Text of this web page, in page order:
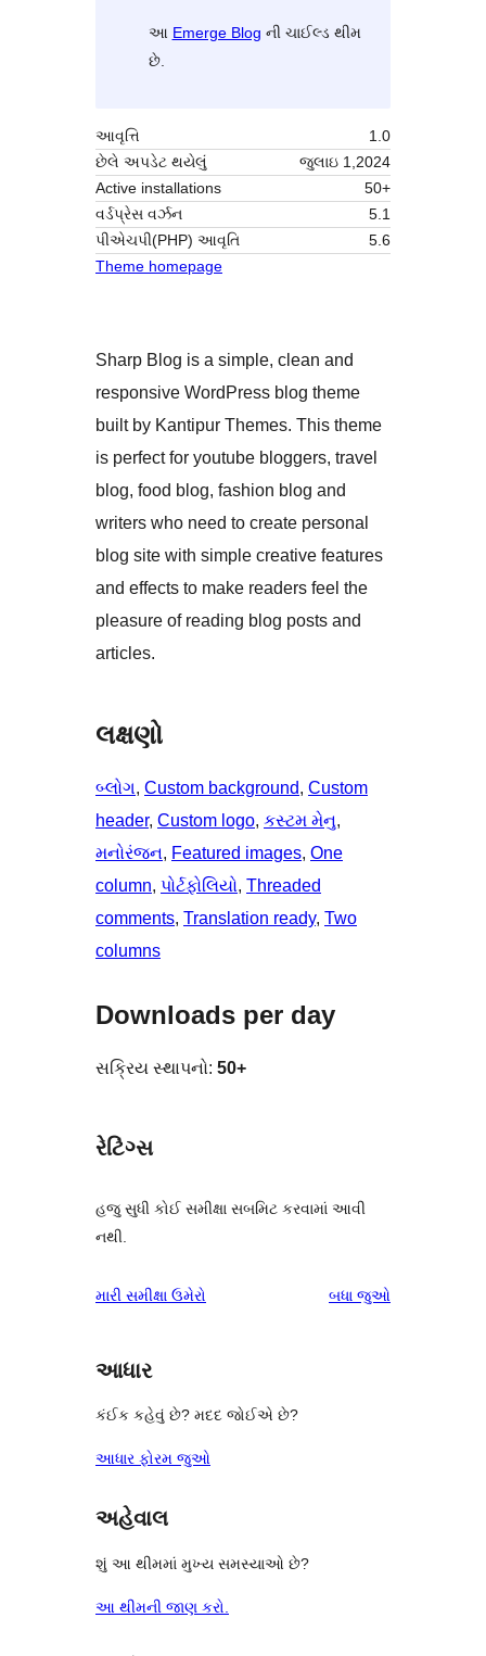
આ Emerge Blog ની ચાઈલ્ડ થીમ
છે.
આવૃત્તિ
1.0
છેલે અપડેટ થયેલું
જુલાઇ 1,2024
Active installations
50+
વર્ડપ્રેસ વર્ઝન
5.1
પીએચપી(PHP) આવૃતિ
5.6
Theme homepage
Sharp Blog is a simple, clean and
responsive WordPress blog theme
built by Kantipur Themes. This theme
is perfect for youtube bloggers, travel
blog, food blog, fashion blog and
writers who need to create personal
blog site with simple creative features
and effects to make readers feel the
pleasure of reading blog posts and
articles.
લક્ષણો
બ્લોગ, Custom background, Custom
header, Custom logo, કસ્ટમ મેનુ
મનોરંજન, Featured images, One
column, પોર્ટફોલિયો, Threaded
comments, Translation ready, Two
columns
Downloads per day
સક્રિય સ્થાપનો: 50+
રેટિંગ્સ
હજુ સુધી કોઈ સમીક્ષા સબમિટ કરવામાં આવી
નથી.
મારી સમીક્ષા ઉમેરો બધા સમીક્ષાઓ
જુઓ
આધાર
કંઈક કહેવું છે? મદદ જોઈએ છે?
આધાર ફોરમ જુઓ
અહેવાલ
શું આ થીમમાં મુખ્ય સમસ્યાઓ છે?
આ થીમની જાણ કરો.